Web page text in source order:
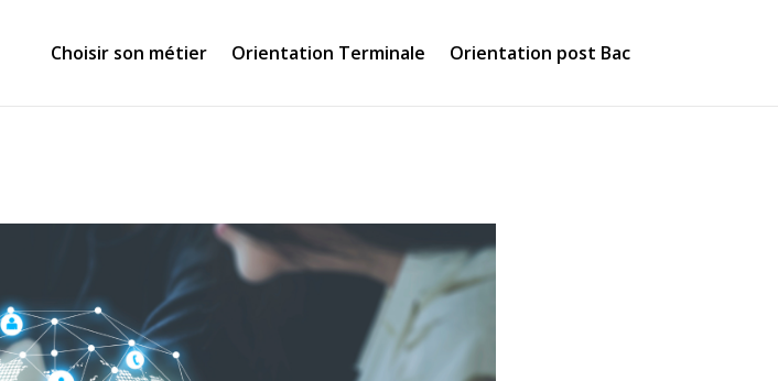
Choisir son métier Orientation Terminale Orientation post Bac